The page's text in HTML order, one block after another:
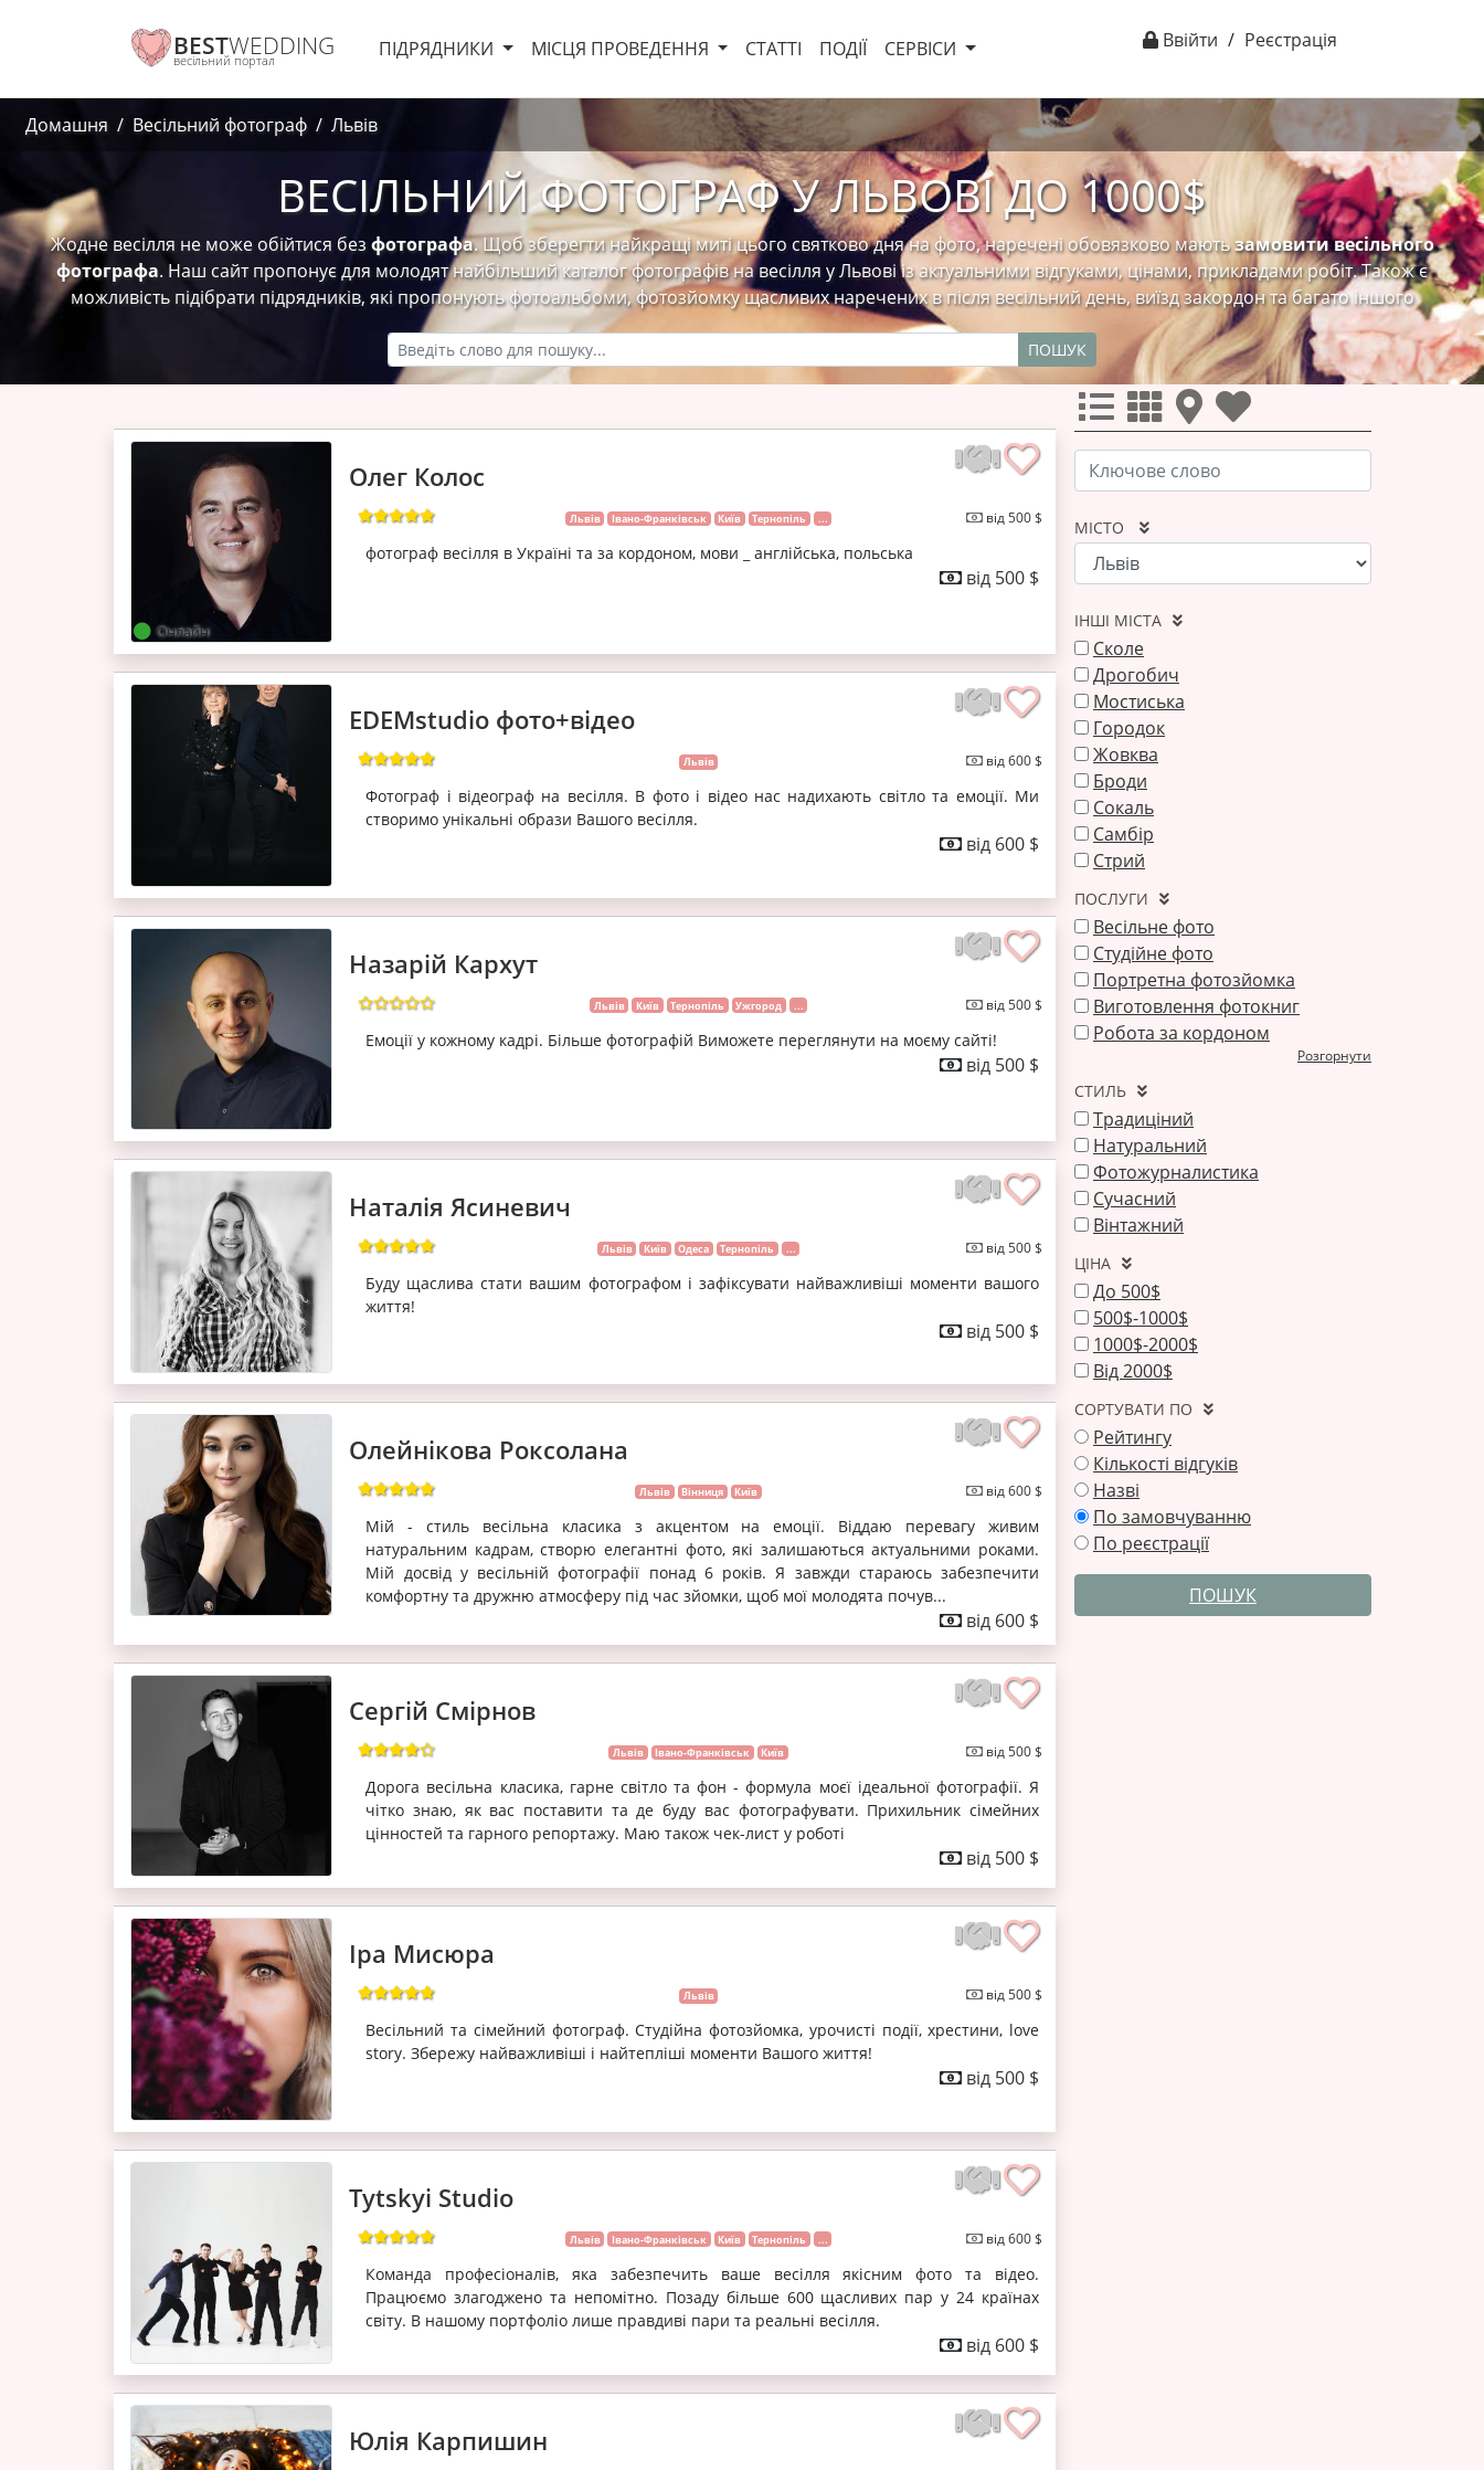
BESTWEDDING
весільний портал ПІДРЯДНИКИ МІСЦЯ ПРОВЕДЕННЯ СТАТТІ ПОДІЇ СЕРВІСИ Ввійти / Реєстрація
Домашня Весільний фотограф Львів
ВЕСІЛЬНИЙ ФОТОГРАФ У ЛЬВОВІ ДО 1000$
Жодне весілля не може обійтися без фотографа. Щоб зберегти найкращі миті цього святково дня на фото, наречені обовязково маютьзамовити весільного
фотографа. Наш сайт пропонує для молодят найбільший каталог фотографів на весілля у Львові із актуальними відгуками, цінами, прикладами робіт. Також є
можливість підібрати підрядників, які пропонують фотоальбоми, фотозйомку щасливих наречених в після весільний день, виїзд закордон та багато іншого
ПОШУК
МІСТО
ІНШІ МІСТА
Сколе
Дрогобич
Мостиська‎
Городок
Жовква
Броди
Сокаль
Самбір
Стрий
ПОСЛУГИ
Весільне фото
Студійне фото
Портретна фотозйомка
Виготовлення фотокниг
Робота за кордоном
Розгорнути
СТИЛЬ
Традиціний
Натуральний
Фотожурналистика
Сучасний
Вінтажний
ЦІНА
До 500$
500$-1000$
1000$-2000$
Від 2000$
СОРТУВАТИ ПО
Рейтингу
Кількості відгуків
Назві
По замовчуванню
По реєстрації
ПОШУК
Онлайн
Олег Колос
Львів Івано-Франківськ Київ Тернопіль ... від 500 $
фотограф весілля в Україні та за кордоном, мови _ англійська, польська
від 500 $
EDEMstudio фото+відео
Львів від 600 $
Фотограф і відеограф на весілля. В фото і відео нас надихають світло та емоції. Ми
створимо унікальні образи Вашого весілля.
від 600 $
Назарій Кархут
Львів Київ Тернопіль Ужгород ... від 500 $
Емоції у кожному кадрі. Більше фотографій Виможете переглянути на моєму сайті!
від 500 $
Наталія Ясиневич
Львів Київ Одеса Тернопіль ... від 500 $
Буду щаслива стати вашим фотографом і зафіксувати найважливіші моменти вашого
життя!
від 500 $
Олейнікова Роксолана
Львів Вінниця Київ від 600 $
Мій - стиль весільна класика з акцентом на емоції. Віддаю перевагу живим
натуральним кадрам, створю елегантні фото, які залишаються актуальними роками.
Мій досвід у весільній фотографії понад 6 років. Я завжди стараюсь забезпечити
комфортну та дружню атмосферу під час зйомки, щоб мої молодята почув...
від 600 $
Сергій Смірнов
Львів Івано-Франківськ Київ від 500 $
Дорога весільна класика, гарне світло та фон - формула моєї ідеальної фотографії. Я
чітко знаю, як вас поставити та де буду вас фотографувати. Прихильник сімейних
цінностей та гарного репортажу. Маю також чек-лист у роботі
від 500 $
Іра Мисюра
Львів від 500 $
Весільний та сімейний фотограф. Студійна фотозйомка, урочисті події, хрестини, love
story. Збережу найважливіші і найтепліші моменти Вашого життя!
від 500 $
Tytskyi Studio
Львів Івано-Франківськ Київ Тернопіль ... від 600 $
Команда професіоналів, яка забезпечить ваше весілля якісним фото та відео.
Працюємо злагоджено та непомітно. Позаду більше 600 щасливих пар у 24 країнах
світу. В нашому портфоліо лише правдиві пари та реальні весілля.
від 600 $
Юлія Карпишин